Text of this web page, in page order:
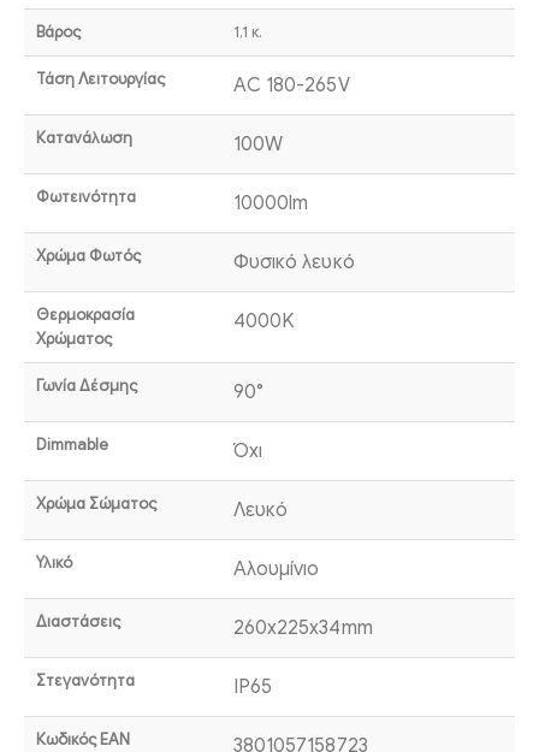
Βάρος 1,1 κ.
Τάση Λειτουργίας AC 180-265V
Κατανάλωση 100W
Φωτεινότητα 10000lm
Χρώμα Φωτός Φυσικό λευκό
Θερμοκρασία
Χρώματος
4000K
Γωνία Δέσμης 90°
Dimmable Όχι
Χρώμα Σώματος Λευκό
Υλικό Αλουμίνιο
Διαστάσεις 260x225x34mm
Στεγανότητα IP65
Κωδικός EAN 3801057158723